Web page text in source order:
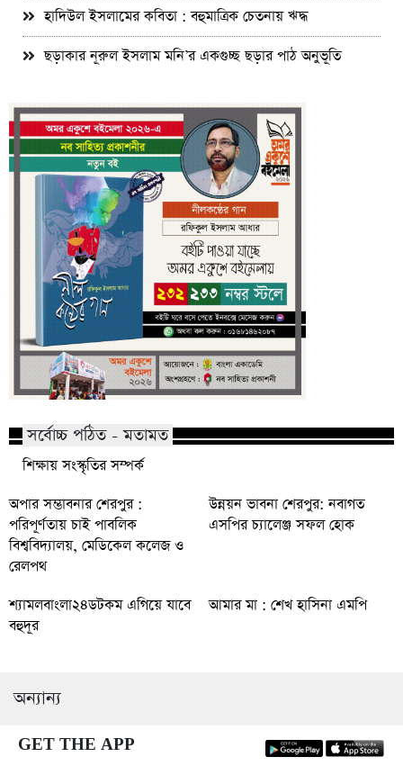
হাদিউল ইসলামের কবিতা : বহুমাত্রিক চেতনায় ঋদ্ধ
ছড়াকার নূরুল ইসলাম মনি’র একগুচ্ছ ছড়ার পাঠ অনুভূতি
সর্বোচ্চ পঠিত - মতামত
শিক্ষায় সংস্কৃতির সম্পর্ক
অপার সম্ভাবনার শেরপুর :
পরিপূর্ণতায় চাই পাবলিক
বিশ্ববিদ্যালয়, মেডিকেল কলেজ ও
রেলপথ
উন্নয়ন ভাবনা শেরপুর: নবাগত
এসপির চ্যালেঞ্জ সফল হোক
শ্যামলবাংলা২৪ডটকম এগিয়ে যাবে
বহুদূর
আমার মা : শেখ হাসিনা এমপি
অন্যান্য
GET THE APP